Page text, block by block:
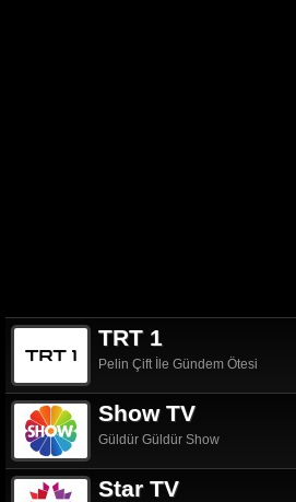
TRT 1
Pelin Çift İle Gündem Ötesi
Show TV
Güldür Güldür Show
Star TV